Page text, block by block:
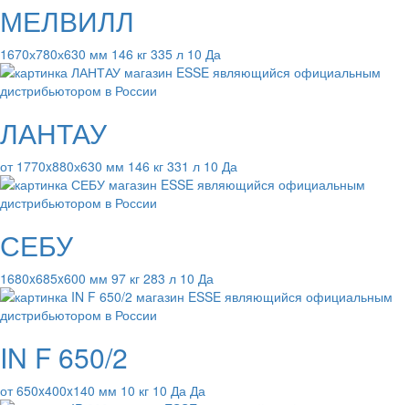
МЕЛВИЛЛ
1670х780х630 мм 146 кг 335 л 10 Да
ЛАНТАУ
от 1770x880х630 мм 146 кг 331 л 10 Да
СЕБУ
1680x685x600 мм 97 кг 283 л 10 Да
IN F 650/2
от 650x400x140 мм 10 кг 10 Да Да